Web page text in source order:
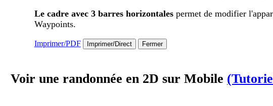
Le cadre avec 3 barres horizontalespermet de modifier
Waypoints.
Imprimer/PDF Imprimer/Direct Fermer
Voir une randonnée en 2D sur Mobile